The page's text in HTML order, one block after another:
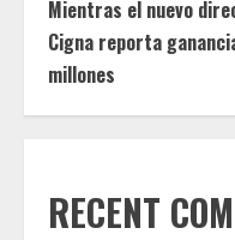
Mientras el nuevo
Cigna reporta
millones
RECENT